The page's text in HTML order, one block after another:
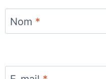
Nom *